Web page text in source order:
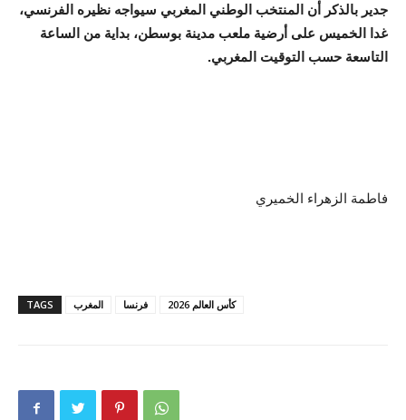
جدير بالذكر أن المنتخب الوطني المغربي سيواجه نظيره الفرنسي،
غدا الخميس على أرضية ملعب مدينة بوسطن، بداية من الساعة
التاسعة حسب التوقيت المغربي.
فاطمة الزهراء الخميري
TAGS المغرب فرنسا كأس العالم 2026